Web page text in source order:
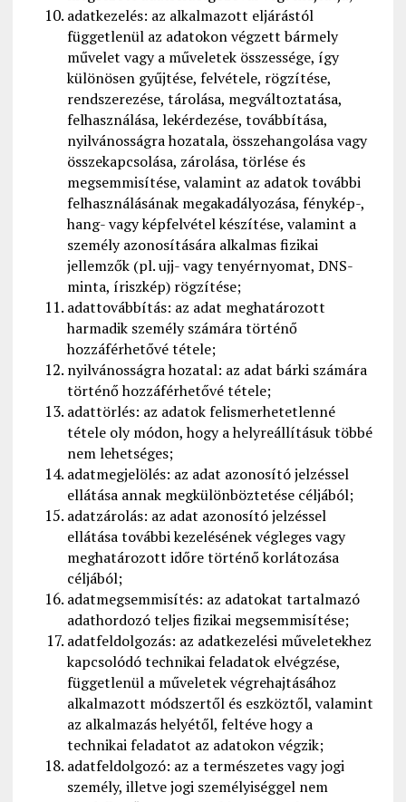
adatkezelés: az alkalmazott eljárástól
függetlenül az adatokon végzett bármely
művelet vagy a műveletek összessége, így
különösen gyűjtése, felvétele, rögzítése,
rendszerezése, tárolása, megváltoztatása,
felhasználása, lekérdezése, továbbítása,
nyilvánosságra hozatala, összehangolása vagy
összekapcsolása, zárolása, törlése és
megsemmisítése, valamint az adatok további
felhasználásának megakadályozása, fénykép-,
hang- vagy képfelvétel készítése, valamint a
személy azonosítására alkalmas fizikai
jellemzők (pl. ujj- vagy tenyérnyomat, DNS-
minta, íriszkép) rögzítése;
adattovábbítás: az adat meghatározott
harmadik személy számára történő
hozzáférhetővé tétele;
nyilvánosságra hozatal: az adat bárki számára
történő hozzáférhetővé tétele;
adattörlés: az adatok felismerhetetlenné
tétele oly módon, hogy a helyreállításuk többé
nem lehetséges;
adatmegjelölés: az adat azonosító jelzéssel
ellátása annak megkülönböztetése céljából;
adatzárolás: az adat azonosító jelzéssel
ellátása további kezelésének végleges vagy
meghatározott időre történő korlátozása
céljából;
adatmegsemmisítés: az adatokat tartalmazó
adathordozó teljes fizikai megsemmisítése;
adatfeldolgozás: az adatkezelési műveletekhez
kapcsolódó technikai feladatok elvégzése,
függetlenül a műveletek végrehajtásához
alkalmazott módszertől és eszköztől, valamint
az alkalmazás helyétől, feltéve hogy a
technikai feladatot az adatokon végzik;
adatfeldolgozó: az a természetes vagy jogi
személy, illetve jogi személyiséggel nem